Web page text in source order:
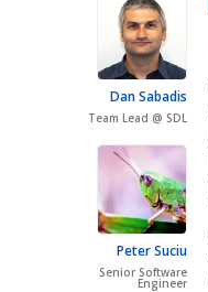
Dan Sabadis
Team Lead @ SDL
Peter Suciu
Senior Software
Engineer